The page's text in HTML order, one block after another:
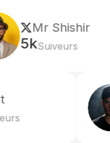
labiale
des
99K